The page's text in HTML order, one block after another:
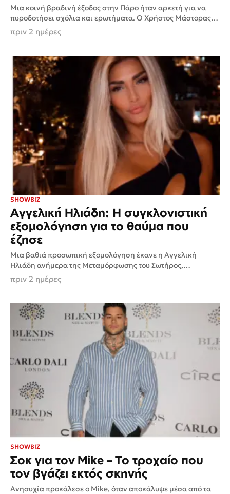
Μια κοινή βραδινή έξοδος στην Πάρο ήταν αρκετή για να
πυροδοτήσει σχόλια και ερωτήματα. Ο Χρήστος Μάστορας
και η Μελίνα Νικολαΐδη βρέθηκαν στο ίδιο beach...
πριν 2 ημέρες
SHOWBIZ
Αγγελική Ηλιάδη: Η συγκλονιστική
εξομολόγηση για το θαύμα που
έζησε
Μια βαθιά προσωπική εξομολόγηση έκανε η Αγγελική
Ηλιάδη ανήμερα της Μεταμόρφωσης του Σωτήρος,
αποκαλύπτοντας ένα γεγονός που, όπως η ίδια πιστεύει,
αποτέλεσε θαύμα και δεν...
πριν 2 ημέρες
SHOWBIZ
Σοκ για τον Mike – Το τροχαίο που
τον βγάζει εκτός σκηνής
Ανησυχία προκάλεσε ο Mike, όταν αποκάλυψε μέσα από τα